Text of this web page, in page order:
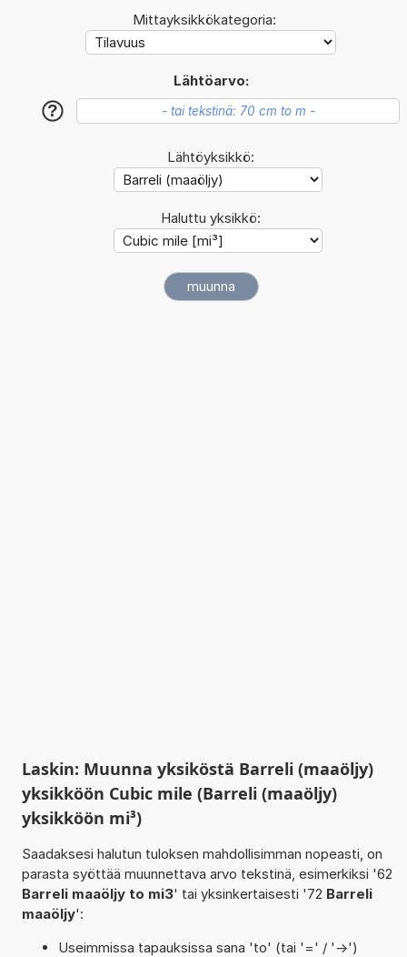
Mittayksikkökategoria:
Lähtöarvo:
?
Lähtöyksikkö:
Haluttu yksikkö:
Laskin: Muunna yksiköstä Barreli (maaöljy)
yksikköön Cubic mile (Barreli (maaöljy)
yksikköön mi³)
Saadaksesi halutun tuloksen mahdollisimman nopeasti, on
parasta syöttää muunnettava arvo tekstinä, esimerkiksi '62
Barreli maaöljy to mi3' tai yksinkertaisesti '72 Barreli
maaöljy':
Useimmissa tapauksissa sana 'to' (tai '=' / '->')